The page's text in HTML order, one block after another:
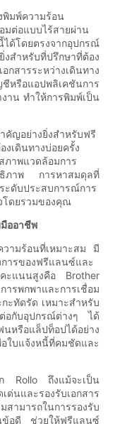
พิมพ์ความร้อน
มต่อแบบไร้สายผ่าน
ด้โดยตรงจากอุปกรณ์
สำหรับที่ปรึกษาที่ต้อง
ารระหว่างเดินทาง
หรือแอปพลิเคชันการ
าน ทำให้การพิมพ์เป็น
คัญอย่างยิ่งสำหรับฟรี
เดินทางบ่อยครั้ง
ภาพแวดล้อมการ
ธิภาพ การหาสมดุลที่
ะดับประสบการณ์การ
โดยรวมของคุณ
ออาชีพ
วามร้อนที่เหมาะสม มี
การของฟรีแลนซ์และ
ะแนนสูงคือ Brother
รพกพาและการเชื่อม
ะทัดรัด เหมาะสำหรับ
อกับอุปกรณ์ต่างๆ ได้
รือแล็ปท็อปได้อย่าง
ใบแจ้งหนี้ที่คมชัดและ
ก Rollo ถึงแม้จะเป็น
นและรองรับเอกสาร
สามารถในการรองรับ
นข้อดี ช่วยให้ฟรีแลนซ์